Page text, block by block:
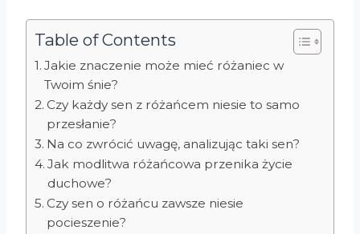
Table of Contents
Jakie znaczenie może mieć różaniec w
Twoim śnie?
Czy każdy sen z różańcem niesie to samo
przesłanie?
Na co zwrócić uwagę, analizując taki sen?
Jak modlitwa różańcowa przenika życie
duchowe?
Czy sen o różańcu zawsze niesie
pocieszenie?